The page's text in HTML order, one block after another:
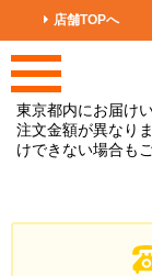
店舗TOPへ
東京都内にお届け
注文金額が異なり
けできない場合も